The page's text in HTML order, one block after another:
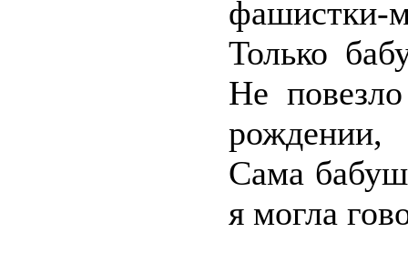
фашистки-
Только
Не
рождении,
Сама
я могла